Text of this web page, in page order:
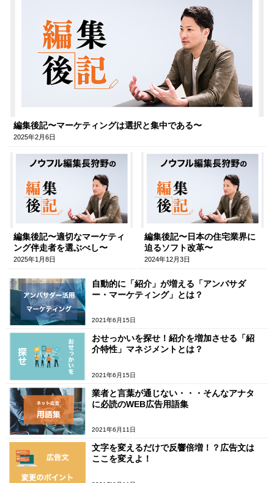
編集後記〜マーケティングは選択と集中である〜
2025年2月6日
編集後記〜適切なマーケティ
ング伴走者を選ぶべし〜
2025年1月8日
編集後記〜日本の住宅業界に
迫るソフト改革〜
2024年12月3日
自動的に「紹介」が増える「アンバサダ
ー・マーケティング」とは？
2021年6月15日
おせっかいを探せ！紹介を増加させる「紹
介特性」マネジメントとは？
2021年6月15日
業者と言葉が通じない・・・そんなアナタ
に必読のWEB広告用語集
2021年6月11日
文字を変えるだけで反響倍増！？広告文は
ここを変えよ！